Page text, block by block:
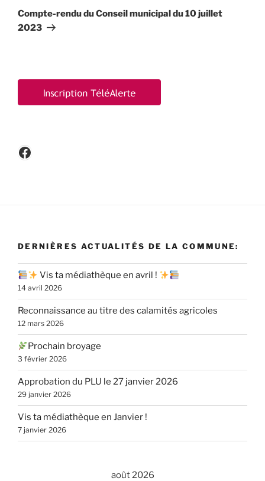
suivant
Compte-rendu du Conseil municipal du 10 juillet
2023
Facebook
DERNIÈRES ACTUALITÉS DE LA COMMUNE:
Vis ta médiathèque en avril !
14 avril 2026
Reconnaissance au titre des calamités agricoles
12 mars 2026
Prochain broyage
3 février 2026
Approbation du PLU le 27 janvier 2026
29 janvier 2026
Vis ta médiathèque en Janvier !
7 janvier 2026
août 2026